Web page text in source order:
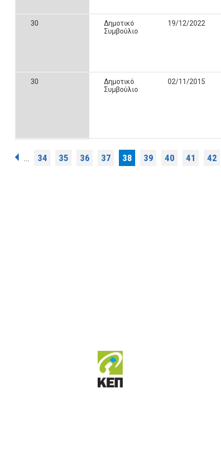
30
Δημοτικό
Συμβούλιο
19/12/2022
30
Δημοτικό
Συμβούλιο
02/11/2015
Σελίδες
… 34 35 36 37 38 39 40 41 42